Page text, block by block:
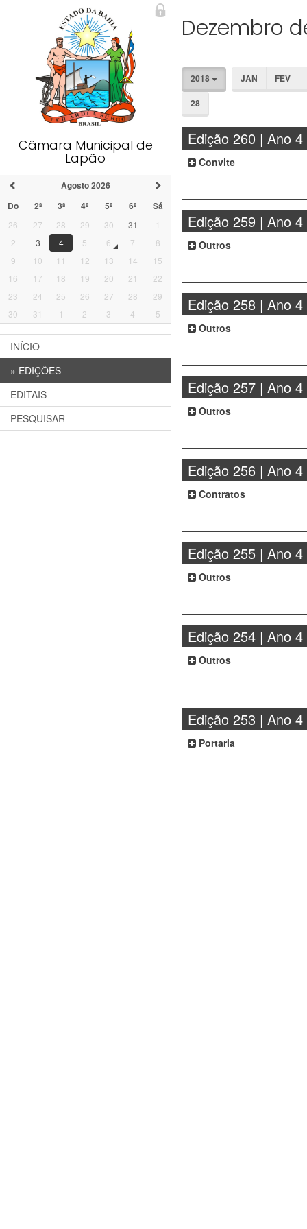
Câmara Municipal de
Lapão
Agosto 2026
Do
2ª 3ª 4ª 5ª 6ª Sá
26 27 28 29 30 31
1
2
3 4 5 6 7
8
9
10 11 12 13 14
15
16
17 18 19 20 21
22
23
24 25 26 27 28
29
30
31 1 2 3 4 5
INÍCIO
» EDIÇÕES
EDITAIS
PESQUISAR
Dezembro
2018 JAN
FEV
28
Edição 260 | Ano 4
Convite
Edição 259 | Ano 4
Outros
Edição 258 | Ano 4
Outros
Edição 257 | Ano 4
Outros
Edição 256 | Ano 4
Contratos
Edição 255 | Ano 4
Outros
Edição 254 | Ano 4
Outros
Edição 253 | Ano 4
Portaria